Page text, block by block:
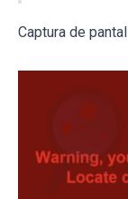
Captura de